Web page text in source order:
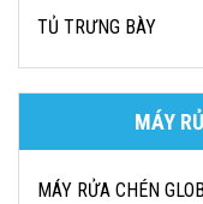
TỦ TRƯNG BÀY
MÁY
MÁY RỬA CHÉN